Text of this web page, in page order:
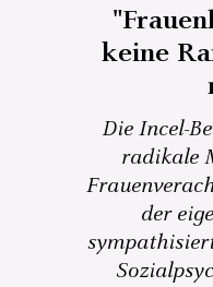
keine
Die Incel-
radikale
der